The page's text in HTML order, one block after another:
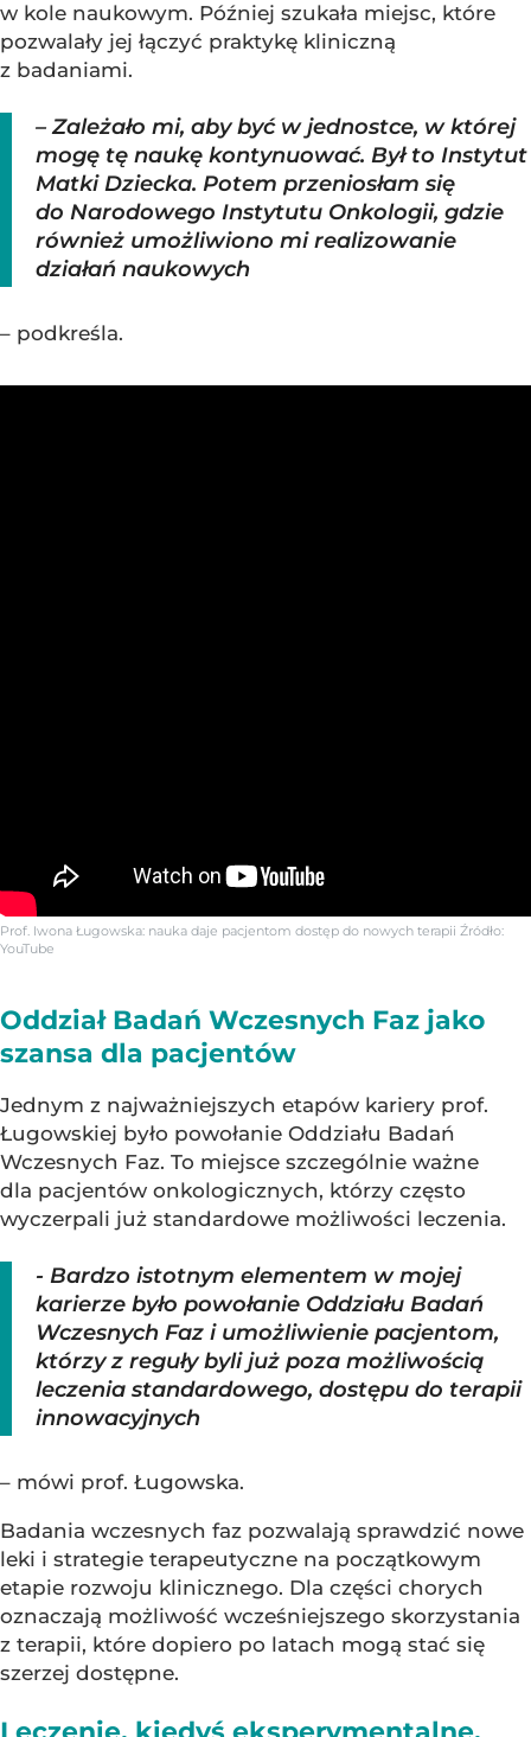
w kole naukowym. Później szukała miejsc, które
pozwalały jej łączyć praktykę kliniczną
z badaniami.
– Zależało mi, aby być w jednostce, w której
mogę tę naukę kontynuować. Był to Instytut
Matki Dziecka. Potem przeniosłam się
do Narodowego Instytutu Onkologii, gdzie
również umożliwiono mi realizowanie
działań naukowych
– podkreśla.
Prof. Iwona Ługowska: nauka daje pacjentom dostęp do nowych terapii Źródło:
YouTube
Oddział Badań Wczesnych Faz jako
szansa dla pacjentów
Jednym z najważniejszych etapów kariery prof.
Ługowskiej było powołanie Oddziału Badań
Wczesnych Faz. To miejsce szczególnie ważne
dla pacjentów onkologicznych, którzy często
wyczerpali już standardowe możliwości leczenia.
- Bardzo istotnym elementem w mojej
karierze było powołanie Oddziału Badań
Wczesnych Faz i umożliwienie pacjentom,
którzy z reguły byli już poza możliwością
leczenia standardowego, dostępu do terapii
innowacyjnych
– mówi prof. Ługowska.
Badania wczesnych faz pozwalają sprawdzić nowe
leki i strategie terapeutyczne na początkowym
etapie rozwoju klinicznego. Dla części chorych
oznaczają możliwość wcześniejszego skorzystania
z terapii, które dopiero po latach mogą stać się
szerzej dostępne.